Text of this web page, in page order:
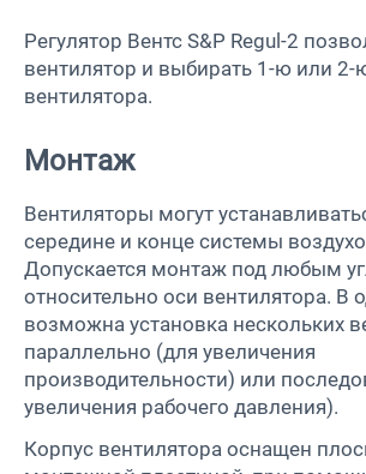
Регулятор Вентс S&P Regul-2
вентилятор и выбирать 1-ю или 2-
вентилятора.
Монтаж
Вентиляторы могут
середине и конце системы
Допускается монтаж под любым
относительно оси вентилятора. В
возможна установка нескольких
параллельно (для увеличения
производительности) или
увеличения рабочего давления).
Корпус вентилятора оснащен